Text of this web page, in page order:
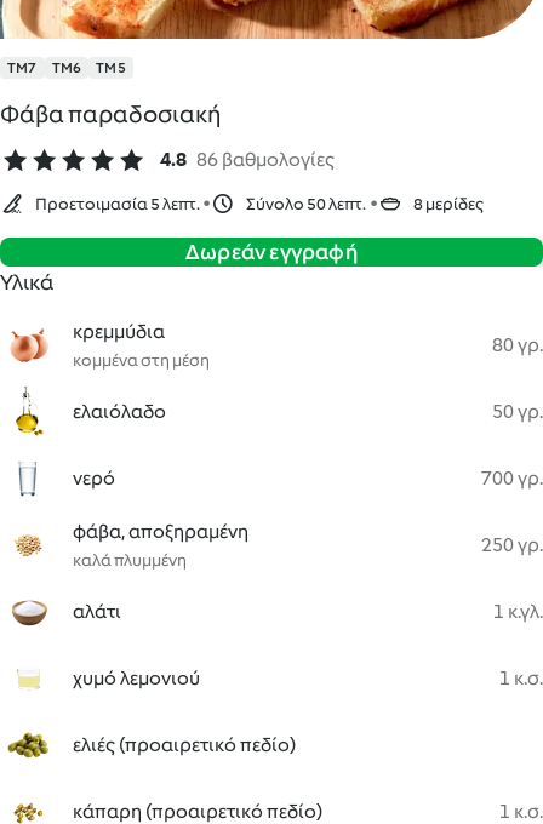
TM7 TM6 TM5
Φάβα παραδοσιακή
4.8 86 βαθμολογίες
Προετοιμασία 5 λεπτ. Σύνολο 50 λεπτ. 8 μερίδες
Δωρεάν εγγραφή
Υλικά
κρεμμύδια
κομμένα στη μέση
80 γρ.
ελαιόλαδο 50 γρ.
νερό 700 γρ.
φάβα, αποξηραμένη
καλά πλυμμένη
250 γρ.
αλάτι 1 κ.γλ.
χυμό λεμονιού 1 κ.σ.
ελιές (προαιρετικό πεδίο)
κάπαρη (προαιρετικό πεδίο) 1 κ.σ.